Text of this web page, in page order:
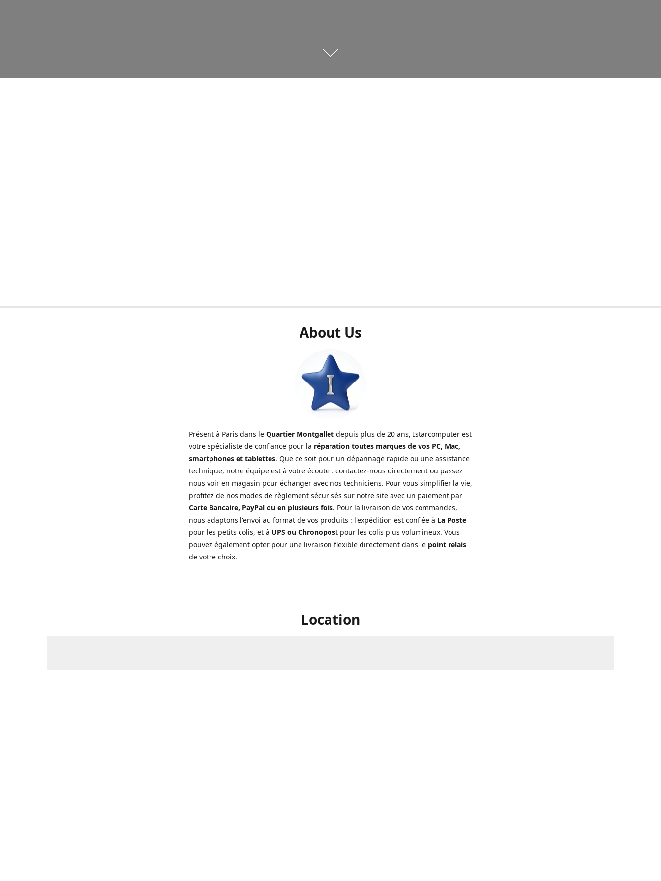
About Us
Présent à Paris dans le Quartier Montgallet depuis plus de 20 ans, Istarcomputer est
votre spécialiste de confiance pour la réparation toutes marques de vos PC, Mac,
smartphones et tablettes. Que ce soit pour un dépannage rapide ou une assistance
technique, notre équipe est à votre écoute : contactez-nous directement ou passez
nous voir en magasin pour échanger avec nos techniciens. Pour vous simplifier la vie,
profitez de nos modes de règlement sécurisés sur notre site avec un paiement par
Carte Bancaire, PayPal ou en plusieurs fois. Pour la livraison de vos commandes,
nous adaptons l'envoi au format de vos produits : l'expédition est confiée à La Poste
pour les petits colis, et à UPS ou Chronopost pour les colis plus volumineux. Vous
pouvez également opter pour une livraison flexible directement dans le point relais
de votre choix.
Location